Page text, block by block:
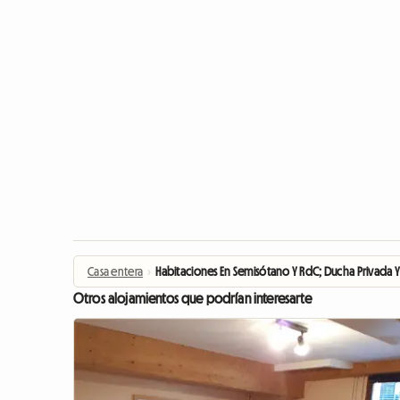
Casa entera › Habitaciones En Semisótano Y RdC; Ducha Privada Y
Otros alojamientos que podrían interesarte